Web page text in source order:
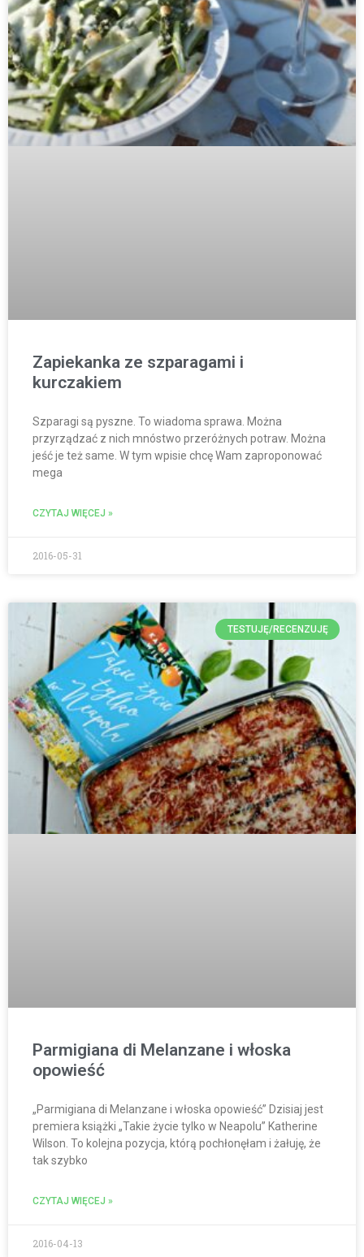
Zapiekanka ze szparagami i
kurczakiem
Szparagi są pyszne. To wiadoma sprawa. Można
przyrządzać z nich mnóstwo przeróżnych potraw. Można
jeść je też same. W tym wpisie chcę Wam zaproponować
mega
CZYTAJ WIĘCEJ »
2016-05-31
TESTUJĘ/RECENZUJĘ
Parmigiana di Melanzane i włoska
opowieść
„Parmigiana di Melanzane i włoska opowieść” Dzisiaj jest
premiera książki „Takie życie tylko w Neapolu” Katherine
Wilson. To kolejna pozycja, którą pochłonęłam i żałuję, że
tak szybko
CZYTAJ WIĘCEJ »
2016-04-13